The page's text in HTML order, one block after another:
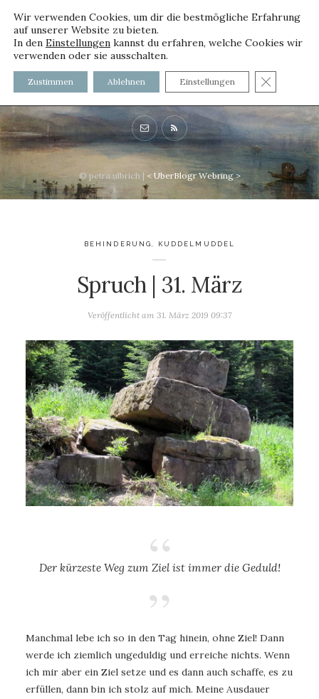
voller worte - mit und ohne
Innenfutter
© petra ulbrich | < UberBlogr Webring >
BEHINDERUNG, KUDDELMUDDEL
Spruch | 31. März
Veröffentlicht am 31. März 2019 09:37
Der kürzeste Weg zum Ziel ist immer die Geduld!
Manchmal lebe ich so in den Tag hinein, ohne Ziel! Dann
werde ich ziemlich ungeduldig und erreiche nichts. Wenn
ich mir aber ein Ziel setze und es dann auch schaffe, es zu
erfüllen, dann bin ich stolz auf mich. Meine Ausdauer
Wir verwenden Cookies, um dir die bestmögliche Erfahrung
auf unserer Website zu bieten.
In den Einstellungen kannst du erfahren, welche Cookies wir
verwenden oder sie ausschalten.
Zustimmen Ablehnen Einstellungen GDPR